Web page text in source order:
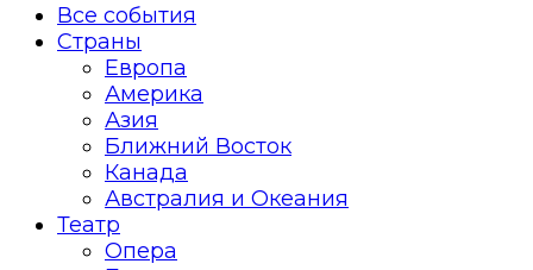
Все события
Страны
Европа
Америка
Азия
Ближний Восток
Канада
Австралия и Океания
Театр
Опера